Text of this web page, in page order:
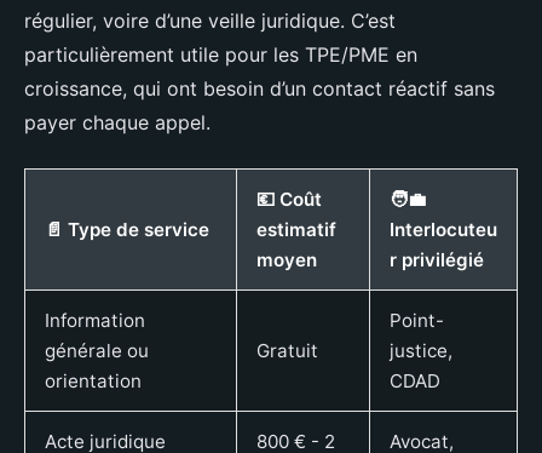
régulier, voire d’une veille juridique. C’est
particulièrement utile pour les TPE/PME en
croissance, qui ont besoin d’un contact réactif sans
payer chaque appel.
📄 Type de service
💶 Coût
estimatif
moyen
🧑‍💼
Interlocuteu
r privilégié
Information
générale ou
orientation
Gratuit
Point-
justice,
CDAD
Acte juridique 800 € - 2 Avocat,